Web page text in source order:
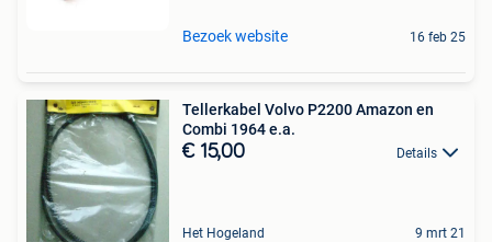
Bezoek website 16 feb 25
Tellerkabel Volvo P2200 Amazon en
Combi 1964 e.a.
€ 15,00 Details
Het Hogeland 9 mrt 21